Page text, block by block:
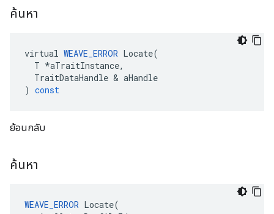
ค้นหา
virtual WEAVE_ERROR Locate(
T *aTraitInstance,
TraitDataHandle & aHandle
) const
ย้อนกลับ
ค้นหา
WEAVE_ERROR Locate(